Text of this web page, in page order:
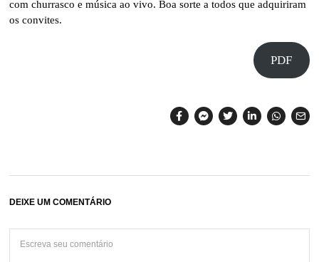
com churrasco e música ao vivo. Boa sorte a todos que adquiriram
os convites.
PDF
DEIXE UM COMENTÁRIO